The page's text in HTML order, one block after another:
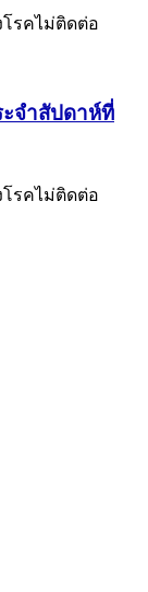
รคไม่ติดต่อ
ะจำสัปดาห์ที่
รคไม่ติดต่อ